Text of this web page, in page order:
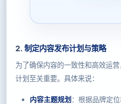
2. 制定内容发布计划与策略
为了确保内容的一致性和高效运
计划至关重要。具体来说：
内容主题规划 ：根据品牌定